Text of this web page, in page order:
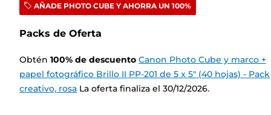
AÑADE PHOTO CUBE Y AHORRA UN 100%
Packs de Oferta
Obtén 100% de descuento Canon Photo Cube y marco +
papel fotográfico Brillo II PP-201 de 5 x 5" (40 hojas) - Pack
creativo, rosa La oferta finaliza el 30/12/2026.